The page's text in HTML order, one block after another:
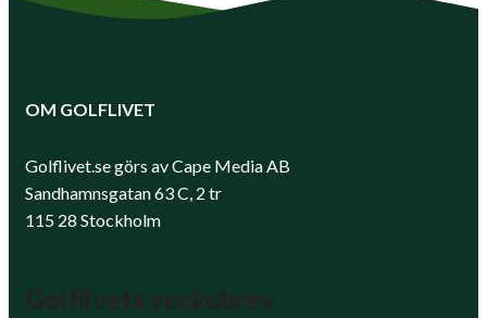
OM GOLFLIVET
Golflivet.se görs av Cape Media AB
Sandhamnsgatan 63 C, 2 tr
115 28 Stockholm